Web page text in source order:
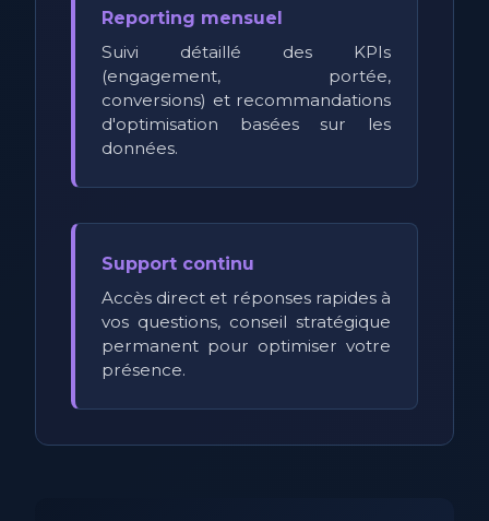
Reporting mensuel
Suivi détaillé des KPIs
(engagement, portée,
conversions) et recommandations
d'optimisation basées sur les
données.
Support continu
Accès direct et réponses rapides à
vos questions, conseil stratégique
permanent pour optimiser votre
présence.